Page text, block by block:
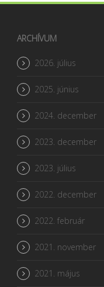
ARCHÍVUM
2026. július
2025. június
2024. december
2023. december
2023. július
2022. december
2022. február
2021. november
2021. május